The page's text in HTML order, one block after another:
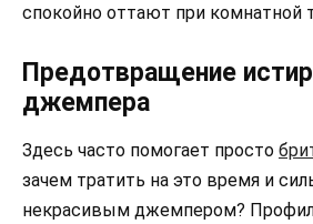
спокойно оттают при комнатной
Предотвращение
джемпера
Здесь часто помогает просто
зачем тратить на это время и
некрасивым джемпером?